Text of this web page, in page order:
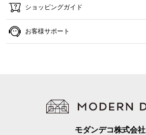
止するフェルトが付属しています。
ショッピングガイド
お客様サポート
モダンデコ株式会社